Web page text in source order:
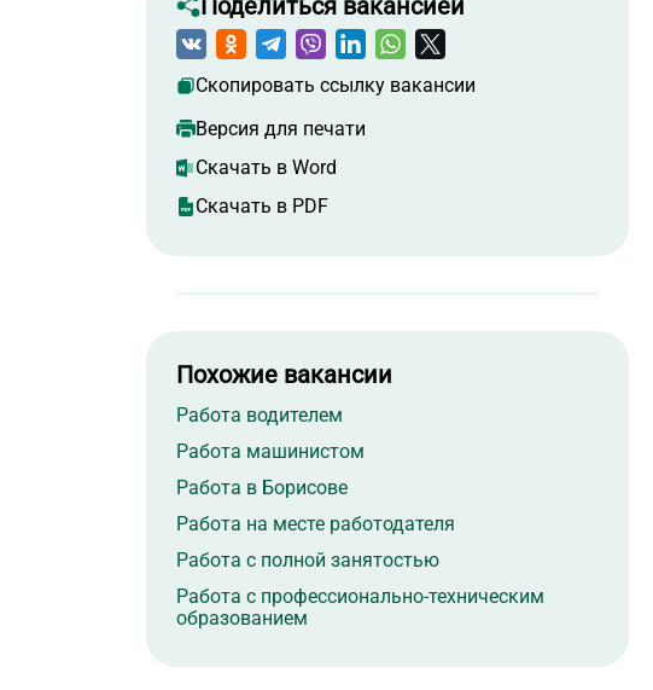
Поделиться вакансией
Скопировать ссылку вакансии
Версия для печати
Скачать в Word
Скачать в PDF
Похожие вакансии
Работа водителем
Работа машинистом
Работа в Борисове
Работа на месте работодателя
Работа с полной занятостью
Работа с профессионально-техническим
образованием